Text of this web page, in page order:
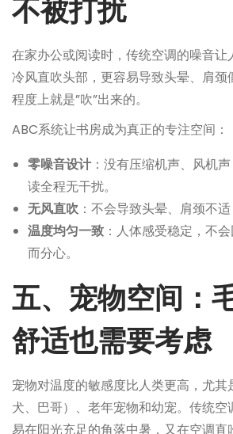
不被打扰
在家办公或阅读时，传统空调的噪音让
冷风直吹头部，更容易导致头晕、肩颈
程度上就是”吹”出来的。
ABC系统让书房成为真正的专注空间：
零噪音设计 ：没有压缩机声、风机
读全程无干扰。
无风直吹：不会导致头晕、肩颈不适
温度均匀一致 ：人体感受稳定，不
而分心。
五、宠物空间：
舒适也需要考虑
宠物对温度的敏感度比人类更高，尤
犬、巴哥）、老年宠物和幼宠。传统空
易在阳光充足的角落中暑，又在空调直